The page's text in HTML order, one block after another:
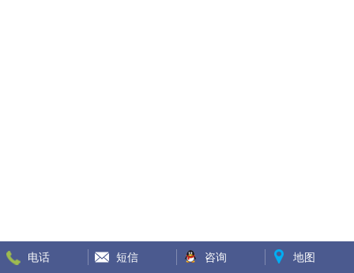
电话 短信 咨询 地图